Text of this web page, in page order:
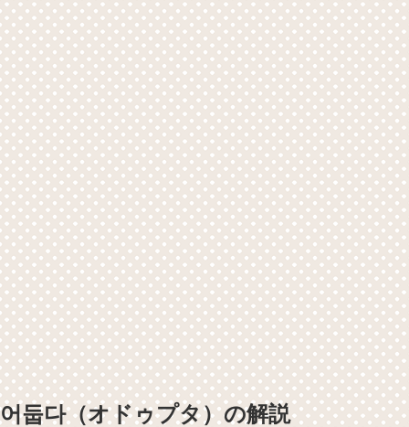
어둡다（オドゥプタ）の解説